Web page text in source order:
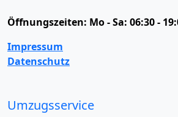
Öffnungszeiten: Mo - Sa: 06:30 -
Impressum
Datenschutz
Umzugsservice